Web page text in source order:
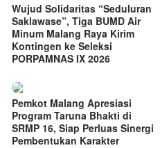
Wujud Solidaritas “Seduluran
Saklawase”, Tiga BUMD Air
Minum Malang Raya Kirim
Kontingen ke Seleksi
PORPAMNAS IX 2026
Pemkot Malang Apresiasi
Program Taruna Bhakti di
SRMP 16, Siap Perluas Sinergi
Pembentukan Karakter